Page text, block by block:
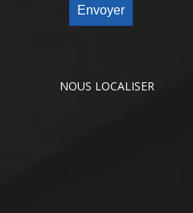
Envoyer
NOUS LOCALISER